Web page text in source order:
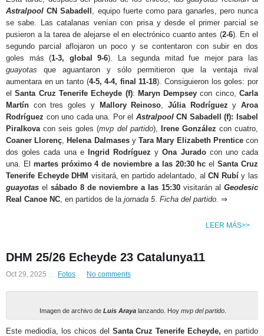
Astralpool CN Sabadell , equipo fuerte como para ganarles, pero nunca
se sabe. Las catalanas venían con prisa y desde el primer parcial se
pusieron a la tarea de alejarse el en electrónico cuanto antes (2-6). En el
segundo parcial aflojaron un poco y se contentaron con subir en dos
goles más (1-3, global 9-6). La segunda mitad fue mejor para las
guayotas que aguantaron y sólo permitieron que la ventaja rival
aumentara en un tanto (4-5, 4-4, final 11-18). Consiguieron los goles: por
elSanta Cruz Tenerife Echeyde (f): Maryn Dempsey con cinco, Carla
Martín con tres goles y Mallory Reinoso, Júlia Rodríguez yAroa
Rodríguez con uno cada una. Por el Astralpool CN Sabadell (f):
Isabel
Piralkovacon seis goles (mvp del partido), Irene González con cuatro,
Coaner Llorenç, Helena DalmasesyTara Mary Elizabeth Prenticecon
dos goles cada una e
Ingrid Rodríguez y Ona Juradocon uno cada
una. El martes próximo 4 de noviembre a las 20:30 hc elSanta Cruz
Tenerife Echeyde DHM visitará, en partido adelantado, alCN Rubíy las
guayotas el sábado 8 de noviembre a las 15:30 visitarán al Geodesic
Real Canoe NC, en partidos de lajornada 5. Ficha del partido. ⇒
LEER MÁS>>
DHM 25/26 Echeyde 23 Catalunya11
Oct 29, 2025 Fotos No comments
Imagen de archivo de Luis Arayalanzando. Hoy mvp del partido.
Este mediodía, los chicos del Santa Cruz Tenerife Echeyde, en partido